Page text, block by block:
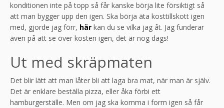
konditionen inte på topp så får kanske börja lite försiktigt så
att man bygger upp den igen. Ska börja äta kosttillskott igen
med, gjorde jag förr, här kan du se vilka jag åt. Jag funderar
även på att se över kosten igen, det är nog dags!
Ut med skräpmaten
Det blir lätt att man låter bli att laga bra mat, när man är själv.
Det är enklare beställa pizza, eller åka förbi ett
hamburgerställe. Men om jag ska komma i form igen så får